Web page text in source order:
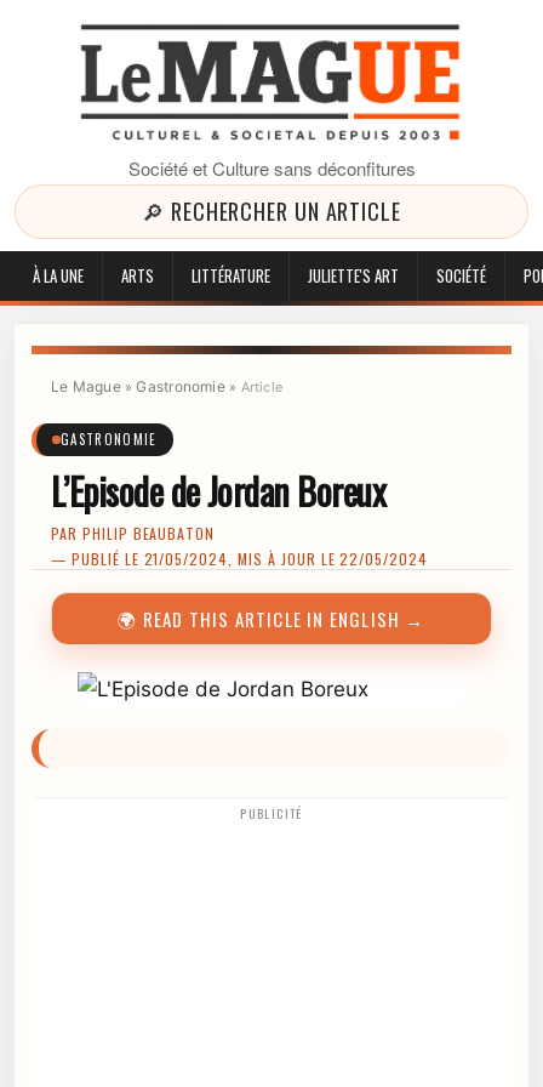
Société et Culture sans déconfitures
🔎 RECHERCHER UN ARTICLE
À LA UNE ARTS LITTÉRATURE JULIETTE'S ART SOCIÉTÉ
Le Mague»Gastronomie» Article
GASTRONOMIE
L’Episode de Jordan Boreux
PAR PHILIP BEAUBATON
— PUBLIÉ LE 21/05/2024, MIS À JOUR LE 22/05/2024
🌍 READ THIS ARTICLE IN ENGLISH →
PUBLICITÉ